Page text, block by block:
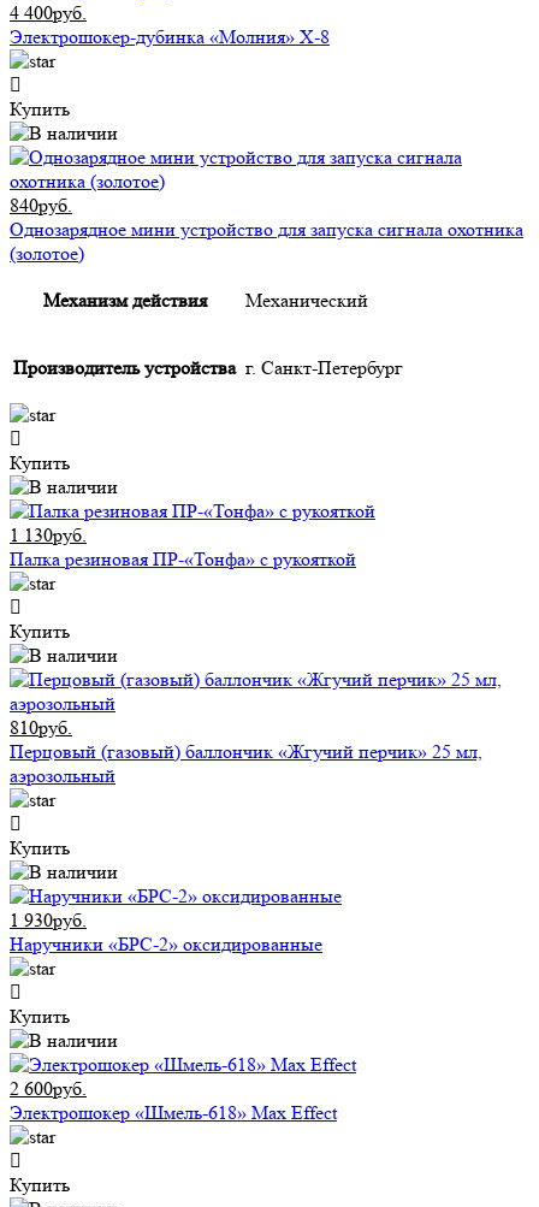
4 400руб.
Электрошокер-дубинка «Молния» Х-8
Купить
840руб.
Однозарядное мини устройство для запуска сигнала охотника
(золотое)
Механизм действия Механический
Производитель устройства г. Санкт-Петербург
Купить
1 130руб.
Палка резиновая ПР-«Тонфа» с рукояткой
Купить
810руб.
Перцовый (газовый) баллончик «Жгучий перчик» 25 мл,
аэрозольный
Купить
1 930руб.
Наручники «БРС-2» оксидированные
Купить
2 600руб.
Электрошокер «Шмель-618» Max Effect
Купить